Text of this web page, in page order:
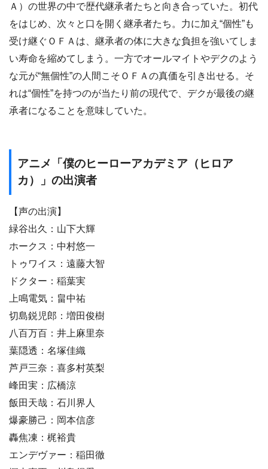
Ａ）の世界の中で歴代継承者たちと向き合っていた。初代
をはじめ、次々と口を開く継承者たち。力に加え“個性”も
受け継ぐＯＦＡは、継承者の体に大きな負担を強いてしま
い寿命を縮めてしまう。一方でオールマイトやデクのよう
な元が“無個性”の人間こそＯＦＡの真価を引き出せる。そ
れは“個性”を持つのが当たり前の現代で、デクが最後の継
承者になることを意味していた。
アニメ「僕のヒーローアカデミア（ヒロア
カ）」の出演者
【声の出演】
緑谷出久：山下大輝
ホークス：中村悠一
トゥワイス：遠藤大智
ドクター：稲葉実
上鳴電気：畠中祐
切島鋭児郎：増田俊樹
八百万百：井上麻里奈
葉隠透：名塚佳織
芦戸三奈：喜多村英梨
峰田実：広橋涼
飯田天哉：石川界人
爆豪勝己：岡本信彦
轟焦凍：梶裕貴
エンデヴァー：稲田徹